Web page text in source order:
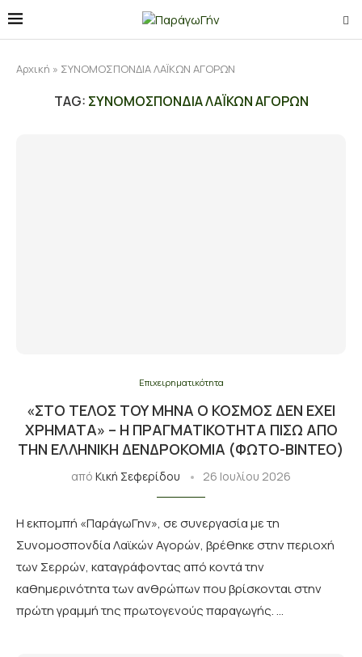
Αρχική » ΣΥΝΟΜΟΣΠΟΝΔΙΑ ΛΑΪΚΩΝ ΑΓΟΡΩΝ
TAG: ΣΥΝΟΜΟΣΠΟΝΔΙΑ ΛΑΪΚΩΝ ΑΓΟΡΩΝ
Επιχειρηματικότητα
«ΣΤΟ ΤΈΛΟΣ ΤΟΥ ΜΉΝΑ Ο ΚΌΣΜΟΣ ΔΕΝ ΈΧΕΙ
ΧΡΉΜΑΤΑ» – Η ΠΡΑΓΜΑΤΙΚΌΤΗΤΑ ΠΊΣΩ ΑΠΌ
ΤΗΝ ΕΛΛΗΝΙΚΉ ΔΕΝΔΡΟΚΟΜΊΑ (ΦΩΤΟ-ΒΙΝΤΕΟ)
από Κική Σεφερίδου 26 Ιουλίου 2026
Η εκπομπή «ΠαράγωΓην», σε συνεργασία με τη
Συνομοσπονδία Λαϊκών Αγορών, βρέθηκε στην περιοχή
των Σερρών, καταγράφοντας από κοντά την
καθημερινότητα των ανθρώπων που βρίσκονται στην
πρώτη γραμμή της πρωτογενούς παραγωγής. …